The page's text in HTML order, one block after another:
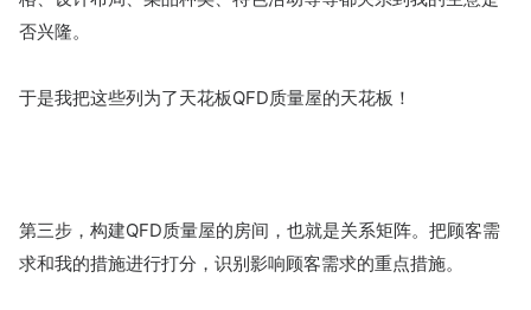
否兴隆。
于是我把这些列为了天花板QFD质量屋的天花板！
第三步，构建QFD质量屋的房间，也就是关系矩阵。把顾客需
求和我的措施进行打分，识别影响顾客需求的重点措施。